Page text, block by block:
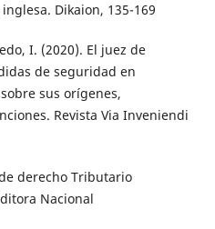
Dikaion, 135-169
I. (2020). El juez de
de seguridad en
sus orígenes,
Revista Via Inveniendi
derecho Tributario
Nacional